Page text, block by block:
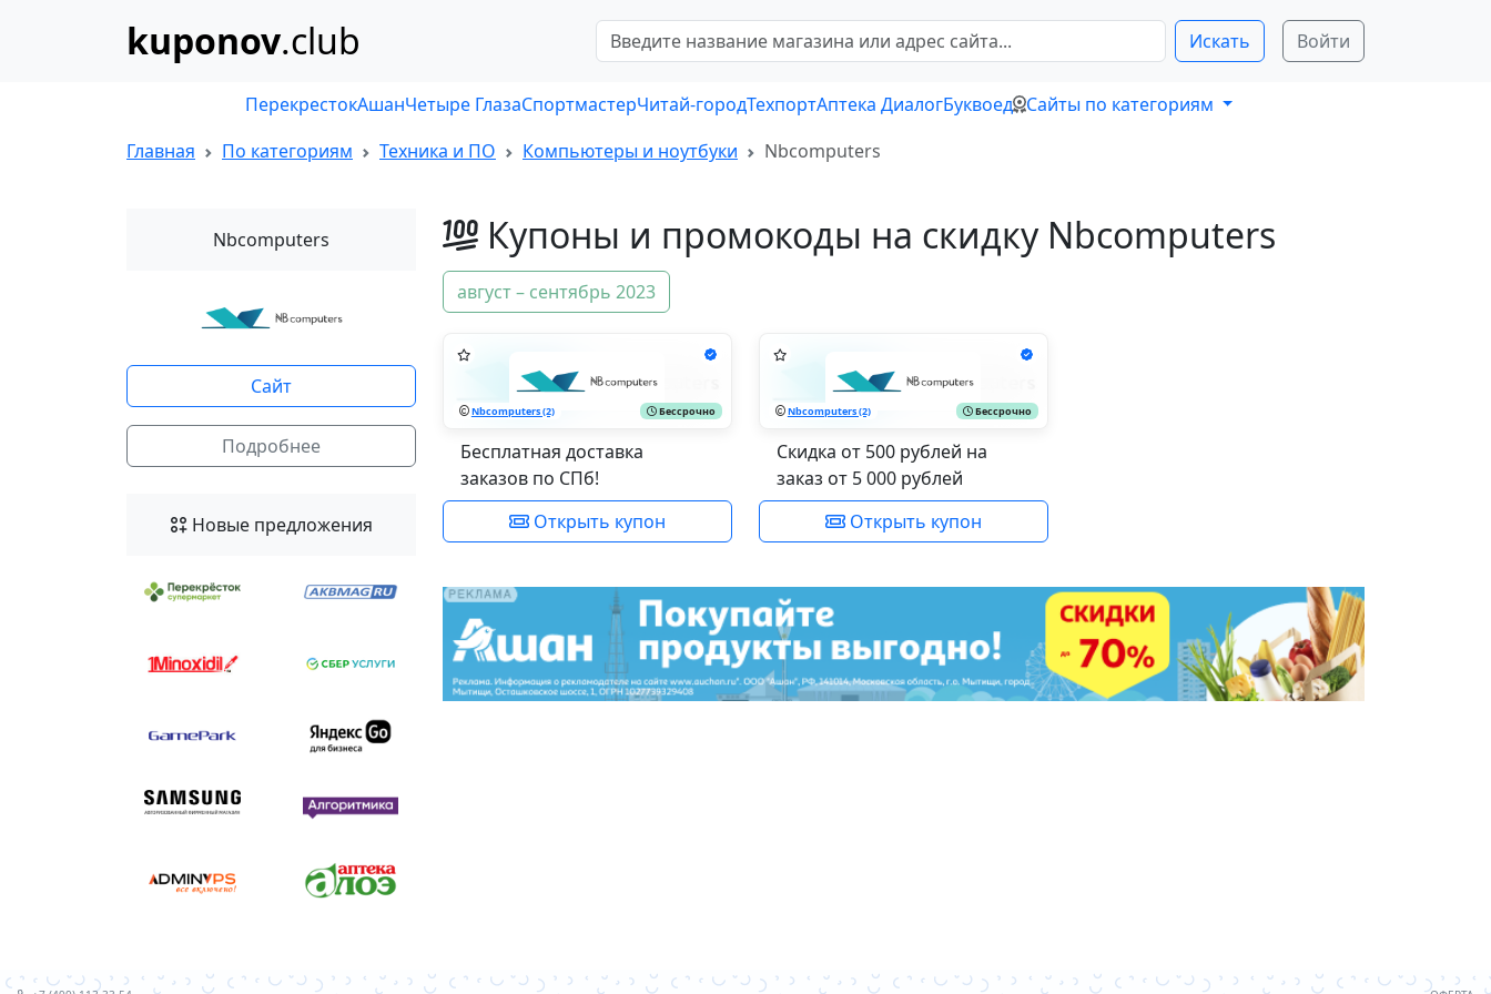
kuponov.club Искать Войти
ПерекрестокАшанЧетыре ГлазаСпортмастерЧитай-городТехпортАптека ДиалогБуквоед Сайты по категориям
Главная
По категориям Техника и ПО Компьютеры и ноутбуки Nbcomputers
Nbcomputers
Сайт
Подробнее
Новые предложения
Купоны и промокоды на скидку Nbcomputers
август – сентябрь 2023
Nbcomputers (2) Бессрочно
Бесплатная доставка
заказов по СПб!
Открыть купон
Nbcomputers (2) Бессрочно
Скидка от 500 рублей на
заказ от 5 000 рублей
Открыть купон